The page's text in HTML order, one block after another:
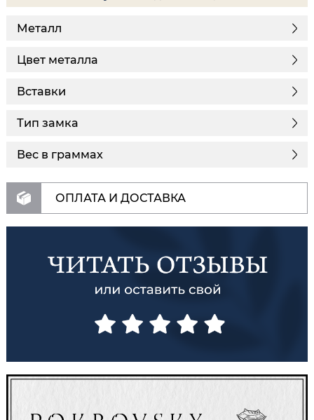
Металл
Цвет металла
Вставки
Тип замка
Вес в граммах
ОПЛАТА И ДОСТАВКА